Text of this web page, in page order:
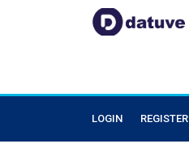
LOGIN REGISTER